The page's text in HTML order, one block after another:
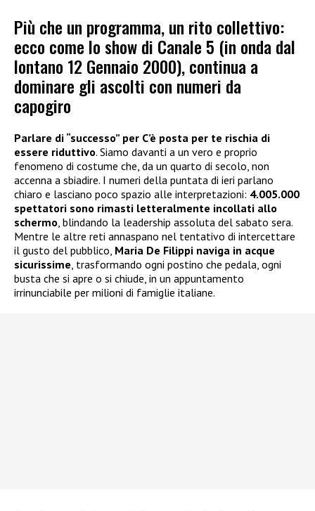
Più che un programma, un rito collettivo:
ecco come lo show di Canale 5 (in onda dal
lontano 12 Gennaio 2000), continua a
dominare gli ascolti con numeri da
capogiro
Parlare di “successo” per C’è posta per te rischia di
essere riduttivo. Siamo davanti a un vero e proprio
fenomeno di costume che, da un quarto di secolo, non
accenna a sbiadire. I numeri della puntata di ieri parlano
chiaro e lasciano poco spazio alle interpretazioni: 4.005.000
spettatori sono rimasti letteralmente incollati allo
schermo, blindando la leadership assoluta del sabato sera.
Mentre le altre reti annaspano nel tentativo di intercettare
il gusto del pubblico, Maria De Filippi naviga in acque
sicurissime, trasformando ogni postino che pedala, ogni
busta che si apre o si chiude, in un appuntamento
irrinunciabile per milioni di famiglie italiane.